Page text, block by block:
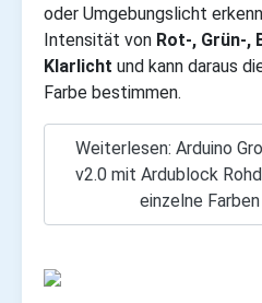
oder Umgebungslicht
Intensität von Rot-, Grün-,
Klarlicht und kann daraus
Farbe bestimmen.
Weiterlesen: Arduino
v2.0 mit Ardublock
einzelne